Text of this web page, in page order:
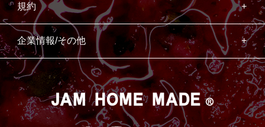
規約
企業情報/その他